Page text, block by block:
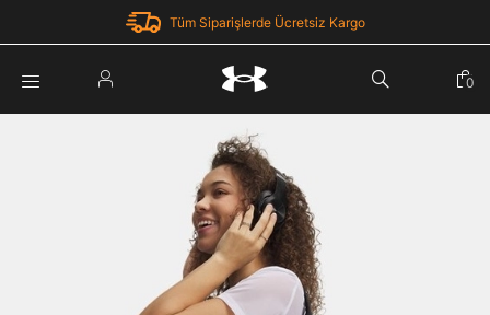
Tüm Siparişlerde Ücretsiz Kargo
0
Parola Yenileme
Parolayı Yenile